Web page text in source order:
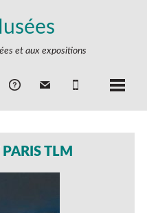
et aux expositions
TLM